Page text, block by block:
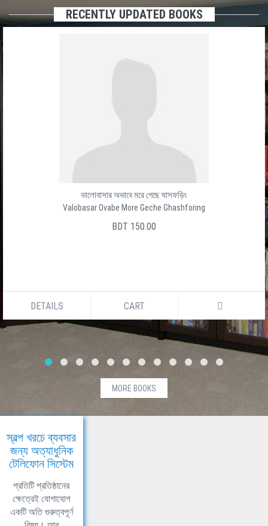
RECENTLY UPDATED BOOKS
ভালোবাসার অভাবে মরে গেছে ঘাসফড়িং
Valobasar Ovabe More Geche Ghashforing
BDT 150.00
DETAILS CART
MORE BOOKS
স্বল্প খরচে ব্যবসার
জন্য অত্যাধুনিক
টেলিফোন সিস্টেম
প্রতিটি প্রতিষ্ঠানের
ক্ষেত্রেই যোগাযোগ
একটি অতি গুরুত্বপূর্ণ